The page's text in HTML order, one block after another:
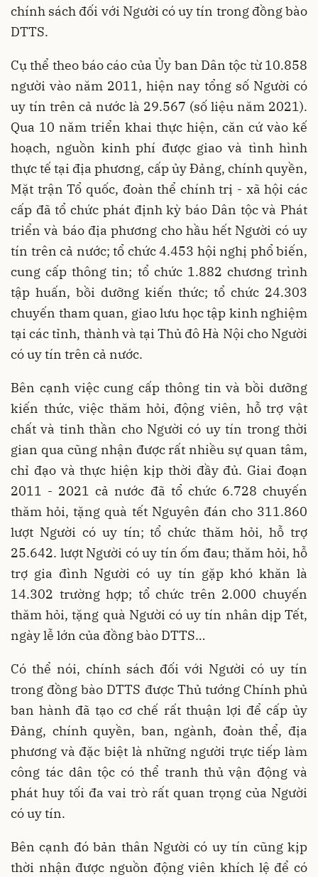
chính sách đối với Người có uy tín trong đồng bào
DTTS.
Cụ thể theo báo cáo của Ủy ban Dân tộc từ 10.858
người vào năm 2011, hiện nay tổng số Người có
uy tín trên cả nước là 29.567 (số liệu năm 2021).
Qua 10 năm triển khai thực hiện, căn cứ vào kế
hoạch, nguồn kinh phí được giao và tình hình
thực tế tại địa phương, cấp ủy Đảng, chính quyền,
Mặt trận Tổ quốc, đoàn thể chính trị - xã hội các
cấp đã tổ chức phát định kỳ báo Dân tộc và Phát
triển và báo địa phương cho hầu hết Người có uy
tín trên cả nước; tổ chức 4.453 hội nghị phổ biến,
cung cấp thông tin; tổ chức 1.882 chương trình
tập huấn, bồi dưỡng kiến thức; tổ chức 24.303
chuyến tham quan, giao lưu học tập kinh nghiệm
tại các tỉnh, thành và tại Thủ đô Hà Nội cho Người
có uy tín trên cả nước.
Bên cạnh việc cung cấp thông tin và bồi dưỡng
kiến thức, việc thăm hỏi, động viên, hỗ trợ vật
chất và tinh thần cho Người có uy tín trong thời
gian qua cũng nhận được rất nhiều sự quan tâm,
chỉ đạo và thực hiện kịp thời đầy đủ. Giai đoạn
2011 - 2021 cả nước đã tổ chức 6.728 chuyến
thăm hỏi, tặng quà tết Nguyên đán cho 311.860
lượt Người có uy tín; tổ chức thăm hỏi, hỗ trợ
25.642. lượt Người có uy tín ốm đau; thăm hỏi, hỗ
trợ gia đình Người có uy tín gặp khó khăn là
14.302 trường hợp; tổ chức trên 2.000 chuyến
thăm hỏi, tặng quà Người có uy tín nhân dịp Tết,
ngày lễ lớn của đồng bào DTTS…
Có thể nói, chính sách đối với Người có uy tín
trong đồng bào DTTS được Thủ tướng Chính phủ
ban hành đã tạo cơ chế rất thuận lợi để cấp ủy
Đảng, chính quyền, ban, ngành, đoàn thể, địa
phương và đặc biệt là những người trực tiếp làm
công tác dân tộc có thể tranh thủ vận động và
phát huy tối đa vai trò rất quan trọng của Người
có uy tín.
Bên cạnh đó bản thân Người có uy tín cũng kịp
thời nhận được nguồn động viên khích lệ để có